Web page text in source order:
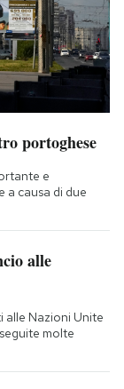
portoghese
e
a causa di due
alle
alle Nazioni Unite
molte